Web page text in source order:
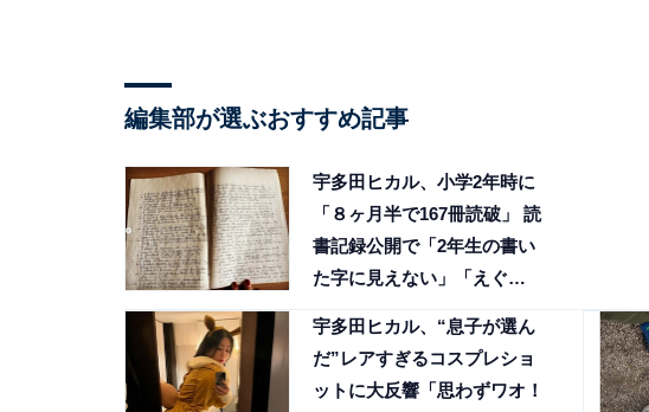
編集部が選ぶおすすめ記事
宇多田ヒカル、小学2年時に
「８ヶ月半で167冊読破」 読
書記録公開で「2年生の書い
た字に見えない」「えぐ
宇多田ヒカル、“息子が選ん
だ”レアすぎるコスプレショ
ットに大反響「思わずワオ！